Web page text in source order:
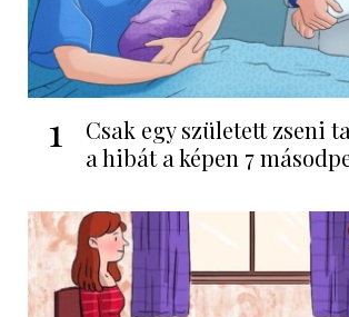
1
Csak egy született zseni
a hibát a képen 7